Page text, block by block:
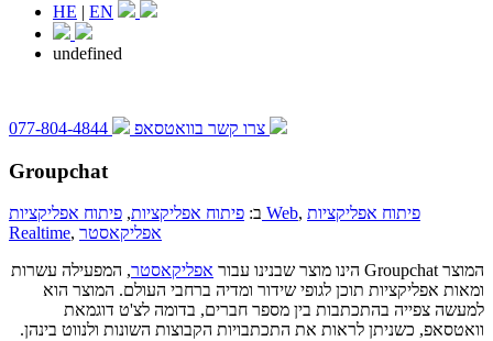
HE | EN
undefined
צרו קשר בוואטסאפ 077-804-4844
Groupchat
ב: פיתוח אפליקציות, פיתוח אפליקציות Web, פיתוח אפליקציות
Realtime, אפליקאסטר
המוצר Groupchat הינו מוצר שבנינו עבור
אפליקאסטר, המפעילה עשרות
ומאות אפליקציות תוכן לגופי שידור ומדיה ברחבי העולם. המוצר הוא
למעשה צפייה בהתכתבות בין מספר חברים, בדומה לצ'ט דוגמאת
וואטסאפ, כשניתן לראות את התכתבויות הקבוצות השונות ולנווט בינהן.